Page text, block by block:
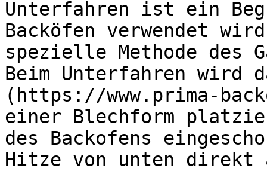
Unterfahren ist ein
Backöfen verwendet
spezielle Methode des
Beim Unterfahren wird
(https://www.prima-
einer Blechform
des Backofens
Hitze von unten direkt